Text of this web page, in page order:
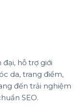
hỗ trợ giới
da, trang điểm,
đến trải nghiệm
SEO.